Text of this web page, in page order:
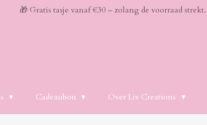
🎁 Gratis tasje vanaf €30 – zolang de voorraad strekt.
Cadeaubon Over Liv Creations